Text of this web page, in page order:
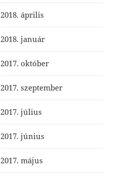
2018. április
2018. január
2017. október
2017. szeptember
2017. július
2017. június
2017. május